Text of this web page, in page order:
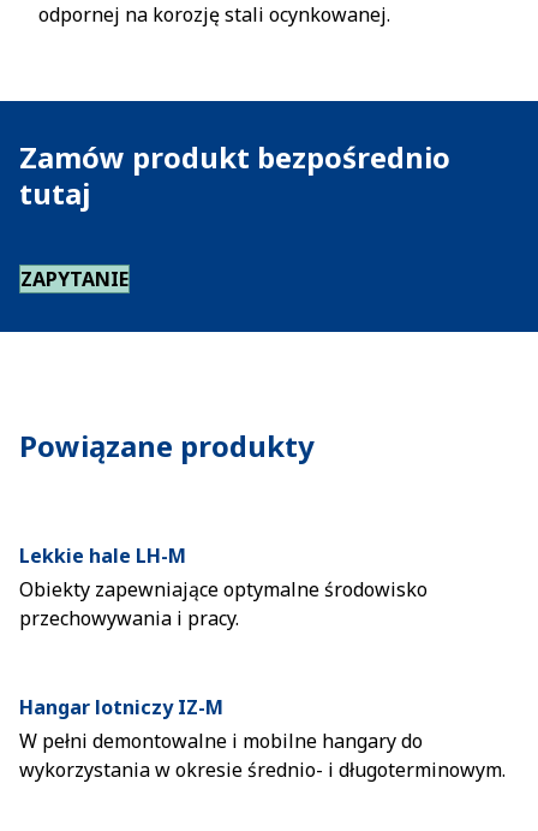
odpornej na korozję stali ocynkowanej.
Zamów produkt bezpośrednio
tutaj
ZAPYTANIE
Powiązane produkty
Lekkie hale LH-M
Obiekty zapewniające optymalne środowisko
przechowywania i pracy.
Hangar lotniczy IZ-M
W pełni demontowalne i mobilne hangary do
wykorzystania w okresie średnio- i długoterminowym.